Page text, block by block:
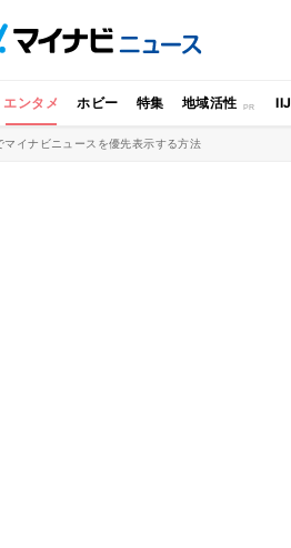
エンタメ ホビー 特集 地域活性 IIJ
マイナビニュースを優先表示する方法